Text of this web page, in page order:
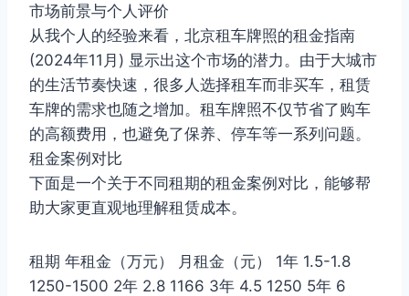
市场前景与个人评价
从我个人的经验来看，北京租车牌照的租金指南
(2024年11月) 显示出这个市场的潜力。由于大城市
的生活节奏快速，很多人选择租车而非买车，租赁
车牌的需求也随之增加。租车牌照不仅节省了购车
的高额费用，也避免了保养、停车等一系列问题。
租金案例对比
下面是一个关于不同租期的租金案例对比，能够帮
助大家更直观地理解租赁成本。
租期 年租金（万元） 月租金（元） 1年 1.5-1.8
1250-1500 2年 2.8 1166 3年 4.5 1250 5年 6